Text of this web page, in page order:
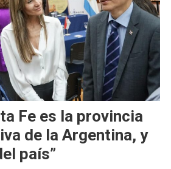
Fe es la provincia
de la Argentina, y
país”